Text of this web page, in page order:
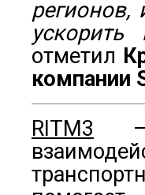
отметил
компании
RITM3 —